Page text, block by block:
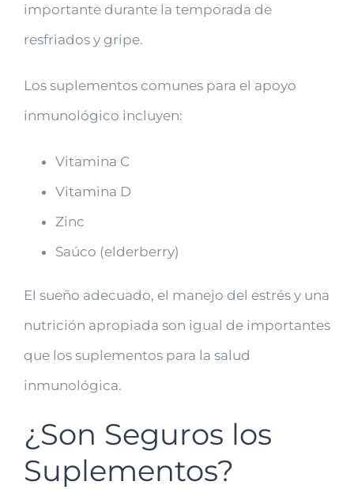
importante durante la temporada de
resfriados y gripe.
Los suplementos comunes para el apoyo
inmunológico incluyen:
Vitamina C
Vitamina D
Zinc
Saúco (elderberry)
El sueño adecuado, el manejo del estrés y una
nutrición apropiada son igual de importantes
que los suplementos para la salud
inmunológica.
¿Son Seguros los
Suplementos?